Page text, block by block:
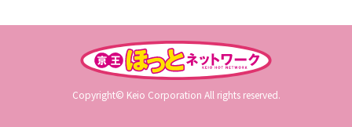
Copyright© Keio Corporation All rights reserved.